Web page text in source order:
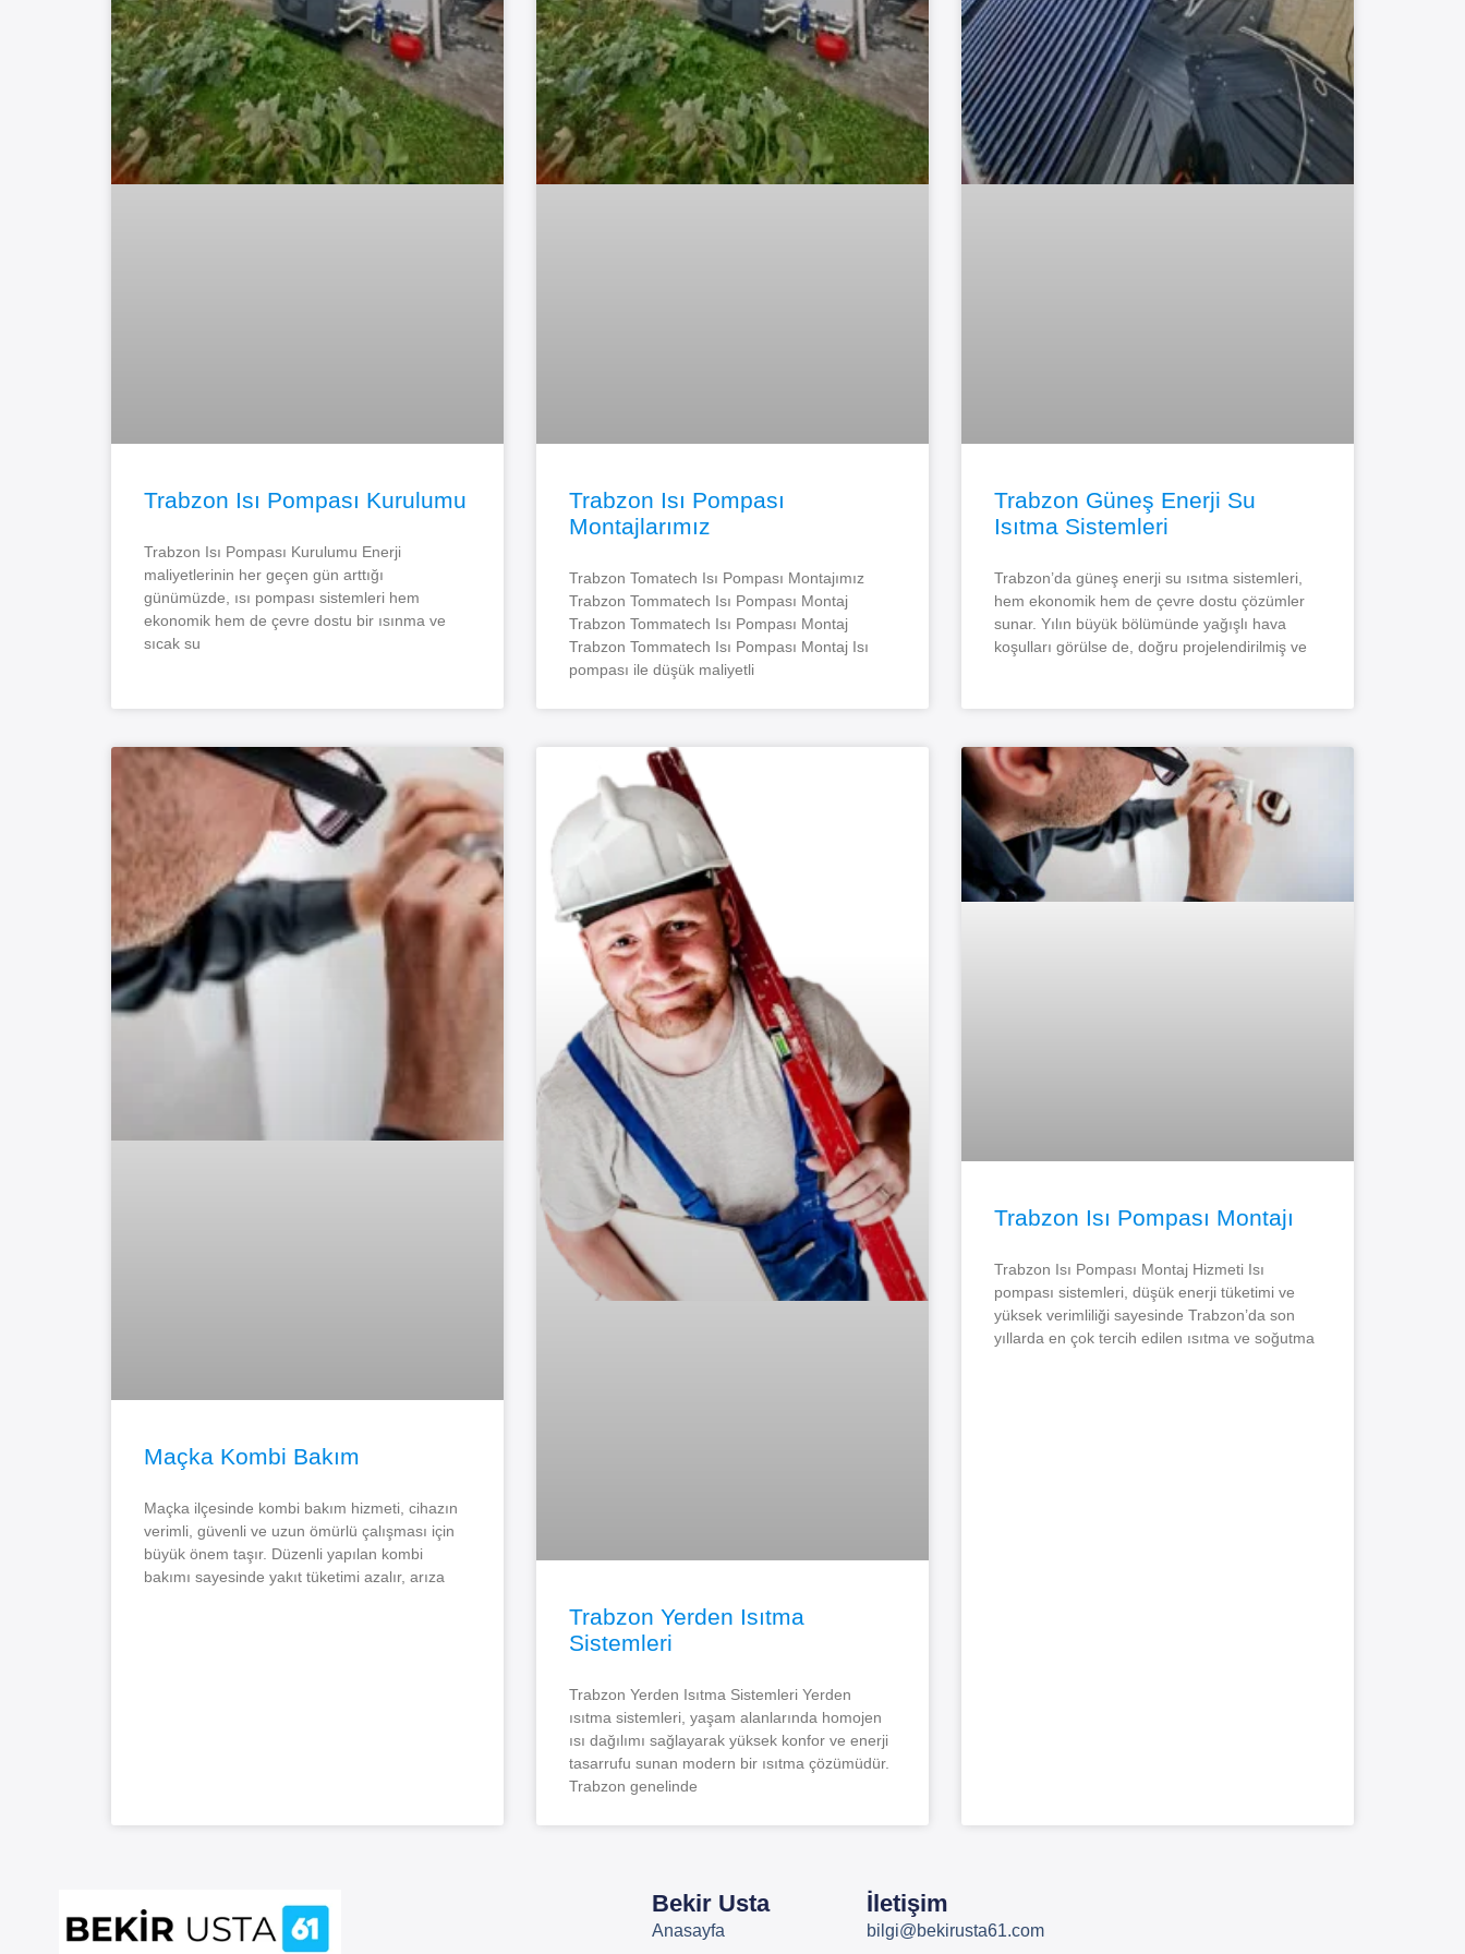
Trabzon Isı Pompası Kurulumu
Trabzon Isı Pompası Kurulumu Enerji
maliyetlerinin her geçen gün arttığı
günümüzde, ısı pompası sistemleri hem
ekonomik hem de çevre dostu bir ısınma ve
sıcak su
Trabzon Isı Pompası
Montajlarımız
Trabzon Tomatech Isı Pompası Montajımız
Trabzon Tommatech Isı Pompası Montaj
Trabzon Tommatech Isı Pompası Montaj
Trabzon Tommatech Isı Pompası Montaj Isı
pompası ile düşük maliyetli
Trabzon Güneş Enerji Su
Isıtma Sistemleri
Trabzon’da güneş enerji su ısıtma sistemleri,
hem ekonomik hem de çevre dostu çözümler
sunar. Yılın büyük bölümünde yağışlı hava
koşulları görülse de, doğru projelendirilmiş ve
Maçka Kombi Bakım
Maçka ilçesinde kombi bakım hizmeti, cihazın
verimli, güvenli ve uzun ömürlü çalışması için
büyük önem taşır. Düzenli yapılan kombi
bakımı sayesinde yakıt tüketimi azalır, arıza
Trabzon Yerden Isıtma
Sistemleri
Trabzon Yerden Isıtma Sistemleri Yerden
ısıtma sistemleri, yaşam alanlarında homojen
ısı dağılımı sağlayarak yüksek konfor ve enerji
tasarrufu sunan modern bir ısıtma çözümüdür.
Trabzon genelinde
Trabzon Isı Pompası Montajı
Trabzon Isı Pompası Montaj Hizmeti Isı
pompası sistemleri, düşük enerji tüketimi ve
yüksek verimliliği sayesinde Trabzon’da son
yıllarda en çok tercih edilen ısıtma ve soğutma
Bekir Usta
Anasayfa
İletişim
bilgi@bekirusta61.com